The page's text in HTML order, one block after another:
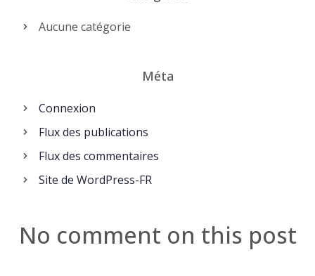
Aucune catégorie
Méta
Connexion
Flux des publications
Flux des commentaires
Site de WordPress-FR
No comment on this post